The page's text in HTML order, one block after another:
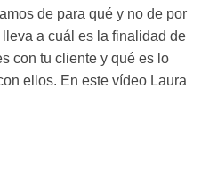
de para qué y no de por
a cuál es la finalidad de
con tu cliente y qué es lo
ellos. En este vídeo Laura